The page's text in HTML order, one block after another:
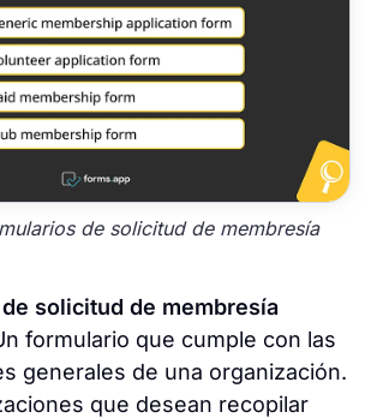
de solicitud de membresía
solicitud de membresía
formulario que cumple con las
generales de una organización.
que desean recopilar